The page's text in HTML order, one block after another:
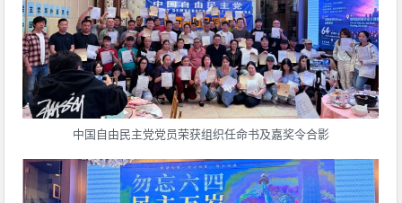
中国自由民主党党员荣获组织任命书及嘉奖令合影